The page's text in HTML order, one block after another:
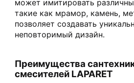
может имитировать
такие как мрамор, камень,
позволяет создавать
неповторимый дизайн.
Преимущества
смесителей LAPARET